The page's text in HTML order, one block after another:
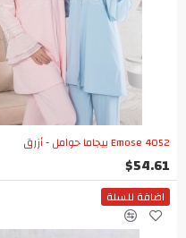
Emose 4052 بيجاما حوامل - أزرق
$54.61
اضافة للسلة